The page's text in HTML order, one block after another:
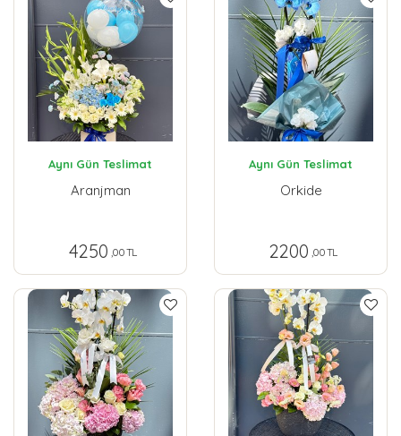
Aynı Gün Teslimat
Aranjman
4250 ,00 TL
Aynı Gün Teslimat
Orkide
2200 ,00 TL